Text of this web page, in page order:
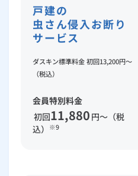
戸建の
虫さん侵入お断り
サービス
ダスキン標準料金 初回13,200円～
（税込）
会員特別料金
初回11,880 円～（税
込）
※9